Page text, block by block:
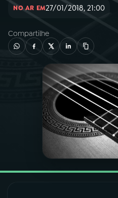
PROGRAMAS
PODCASTS
VIDEOCASTS
NO AR EM27/01/2018, 21:00
Compartilhe